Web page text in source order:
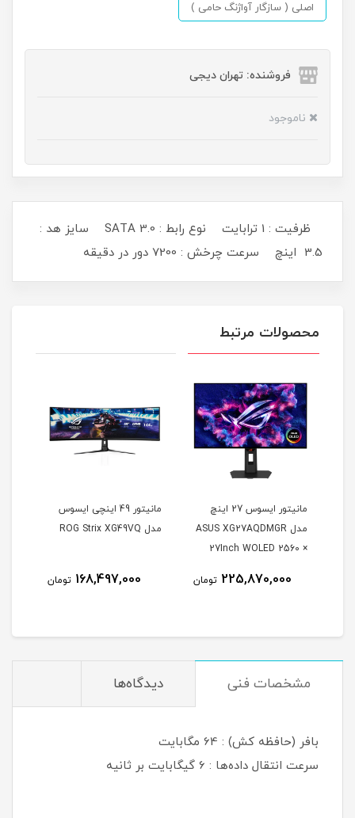
اصلی ( سازگار آواژنگ حامی )
فروشنده: تهران دیجی
ناموجود
ظرفیت : 1 ترابایت نوع رابط : SATA 3.0 سایز هد :
3.5 اینچ سرعت چرخش : 7200 دور در دقیقه
محصولات مرتبط
مانیتور ایسوس 27 اینچ
مدل ASUS XG27AQDMGR
27Inch WOLED 2560 ×
250Nits Matte ROG OLED
225,870,000 تومان
مانیتور 49 اینچی ایسوس
مدل ROG Strix XG49VQ
168,497,000 تومان
مشخصات فنی دیدگاه‌ها
بافر (حافظه کش) : 64 مگابایت
سرعت انتقال داده‌ها : 6 گیگابایت بر ثانیه